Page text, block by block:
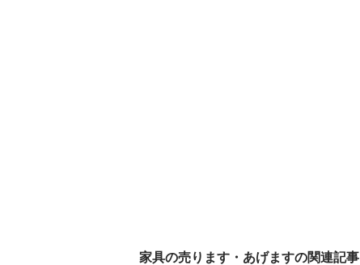
家具の売ります・あげますの関連記事